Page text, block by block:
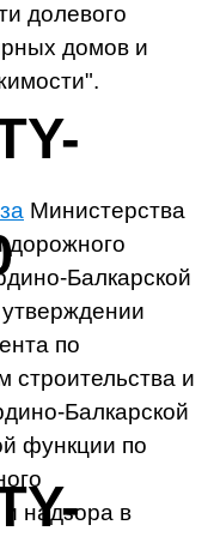
долевого
домов и
Министерства
дорожного
Балкарской
по
строительства и
Балкарской
функции по
и надзора в